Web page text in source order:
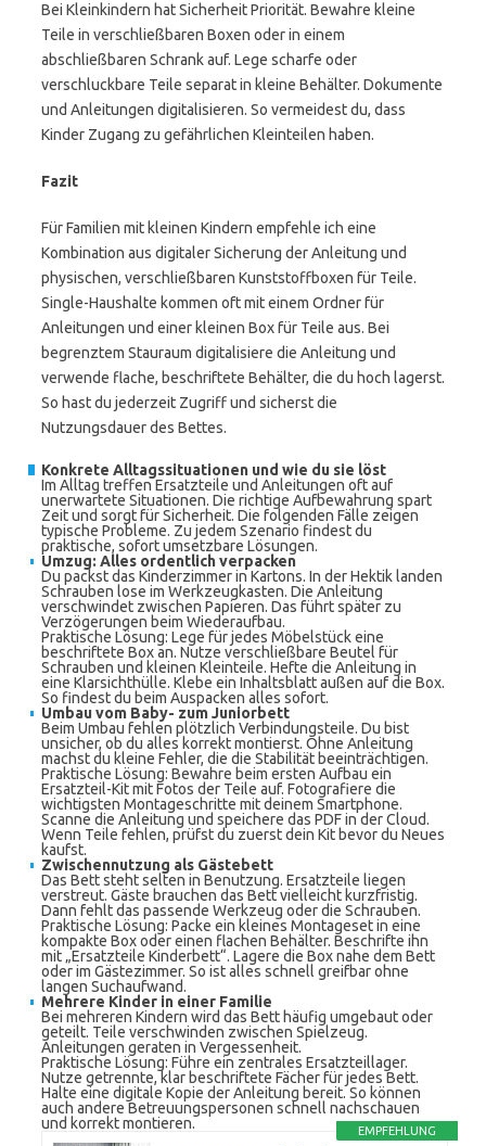
Bei Kleinkindern hat Sicherheit Priorität. Bewahre kleine
Teile in verschließbaren Boxen oder in einem
abschließbaren Schrank auf. Lege scharfe oder
verschluckbare Teile separat in kleine Behälter. Dokumente
und Anleitungen digitalisieren. So vermeidest du, dass
Kinder Zugang zu gefährlichen Kleinteilen haben.
Fazit
Für Familien mit kleinen Kindern empfehle ich eine
Kombination aus digitaler Sicherung der Anleitung und
physischen, verschließbaren Kunststoffboxen für Teile.
Single-Haushalte kommen oft mit einem Ordner für
Anleitungen und einer kleinen Box für Teile aus. Bei
begrenztem Stauraum digitalisiere die Anleitung und
verwende flache, beschriftete Behälter, die du hoch lagerst.
So hast du jederzeit Zugriff und sicherst die
Nutzungsdauer des Bettes.
Konkrete Alltagssituationen und wie du sie löst
Im Alltag treffen Ersatzteile und Anleitungen oft auf
unerwartete Situationen. Die richtige Aufbewahrung spart
Zeit und sorgt für Sicherheit. Die folgenden Fälle zeigen
typische Probleme. Zu jedem Szenario findest du
praktische, sofort umsetzbare Lösungen.
Umzug: Alles ordentlich verpacken
Du packst das Kinderzimmer in Kartons. In der Hektik landen
Schrauben lose im Werkzeugkasten. Die Anleitung
verschwindet zwischen Papieren. Das führt später zu
Verzögerungen beim Wiederaufbau.
Praktische Lösung: Lege für jedes Möbelstück eine
beschriftete Box an. Nutze verschließbare Beutel für
Schrauben und kleinen Kleinteile. Hefte die Anleitung in
eine Klarsichthülle. Klebe ein Inhaltsblatt außen auf die Box.
So findest du beim Auspacken alles sofort.
Umbau vom Baby- zum Juniorbett
Beim Umbau fehlen plötzlich Verbindungsteile. Du bist
unsicher, ob du alles korrekt montierst. Ohne Anleitung
machst du kleine Fehler, die die Stabilität beeinträchtigen.
Praktische Lösung: Bewahre beim ersten Aufbau ein
Ersatzteil-Kit mit Fotos der Teile auf. Fotografiere die
wichtigsten Montageschritte mit deinem Smartphone.
Scanne die Anleitung und speichere das PDF in der Cloud.
Wenn Teile fehlen, prüfst du zuerst dein Kit bevor du Neues
kaufst.
Zwischennutzung als Gästebett
Das Bett steht selten in Benutzung. Ersatzteile liegen
verstreut. Gäste brauchen das Bett vielleicht kurzfristig.
Dann fehlt das passende Werkzeug oder die Schrauben.
Praktische Lösung: Packe ein kleines Montageset in eine
kompakte Box oder einen flachen Behälter. Beschrifte ihn
mit „Ersatzteile Kinderbett“. Lagere die Box nahe dem Bett
oder im Gästezimmer. So ist alles schnell greifbar ohne
langen Suchaufwand.
Mehrere Kinder in einer Familie
Bei mehreren Kindern wird das Bett häufig umgebaut oder
geteilt. Teile verschwinden zwischen Spielzeug.
Anleitungen geraten in Vergessenheit.
Praktische Lösung: Führe ein zentrales Ersatzteillager.
Nutze getrennte, klar beschriftete Fächer für jedes Bett.
Halte eine digitale Kopie der Anleitung bereit. So können
auch andere Betreuungspersonen schnell nachschauen
und korrekt montieren.
EMPFEHLUNG